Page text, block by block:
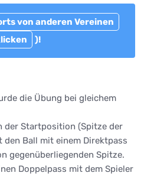
von anderen Vereinen
)!
die Übung bei gleichem
der Startposition (Spitze der
Ball mit einem Direktpass
gegenüberliegenden Spitze.
Doppelpass mit dem Spieler